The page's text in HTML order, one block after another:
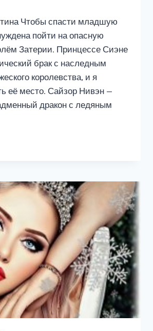
Чтобы спасти младшую
пойти на опасную
Затерии. Принцессе Сиэне
брак с наследным
королевства, и я
её место. Сайзор Нивэн —
дракон с ледяным